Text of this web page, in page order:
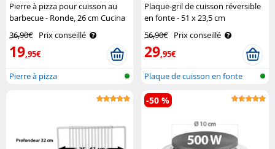
Pierre à pizza pour cuisson au
barbecue - Ronde, 26 cm Cucina
36,90€ Prix conseillé
19,95€
Pierre à pizza
Plaque-gril de cuisson réversible
en fonte - 51 x 23,5 cm
Rosenstein & Söhne
56,90€ Prix conseillé
29,95€
Plaque de cuisson en fonte
pour bar..
-50 %